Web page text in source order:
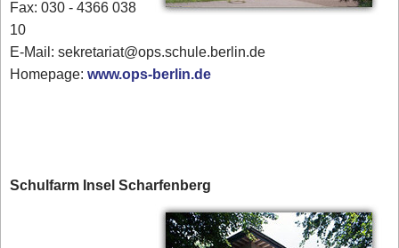
Fax: 030 - 4366 038
10
E-Mail: sekretariat@ops.schule.berlin.de
Homepage:www.ops-berlin.de
Schulfarm Insel Scharfenberg